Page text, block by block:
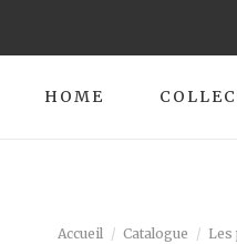
HOME
Accueil Catalogue Les